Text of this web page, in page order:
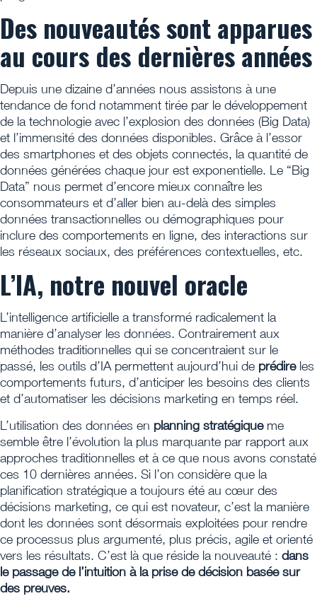
Des nouveautés sont apparues
au cours des dernières années
Depuis une dizaine d’années nous assistons à une
tendance de fond notamment tirée par le développement
de la technologie avec l’explosion des données (Big Data)
et l’immensité des données disponibles. Grâce à l’essor
des smartphones et des objets connectés, la quantité de
données générées chaque jour est exponentielle. Le “Big
Data” nous permet d’encore mieux connaître les
consommateurs et d’aller bien au-delà des simples
données transactionnelles ou démographiques pour
inclure des comportements en ligne, des interactions sur
les réseaux sociaux, des préférences contextuelles, etc.
L’IA, notre nouvel oracle
L’intelligence artificielle a transformé radicalement la
manière d’analyser les données. Contrairement aux
méthodes traditionnelles qui se concentraient sur le
passé, les outils d’IA permettent aujourd’hui de prédireles
comportements futurs, d’anticiper les besoins des clients
et d’automatiser les décisions marketing en temps réel.
L’utilisation des données en planning stratégiqueme
semble être l’évolution la plus marquante par rapport aux
approches traditionnelles et à ce que nous avons constaté
ces 10 dernières années. Si l’on considère que la
planification stratégique a toujours été au cœur des
décisions marketing, ce qui est novateur, c’est la manière
dont les données sont désormais exploitées pour rendre
ce processus plus argumenté, plus précis, agile et orienté
vers les résultats. C’est là que réside la nouveauté : dans
le passage de l’intuition à la prise de décision basée sur
des preuves.